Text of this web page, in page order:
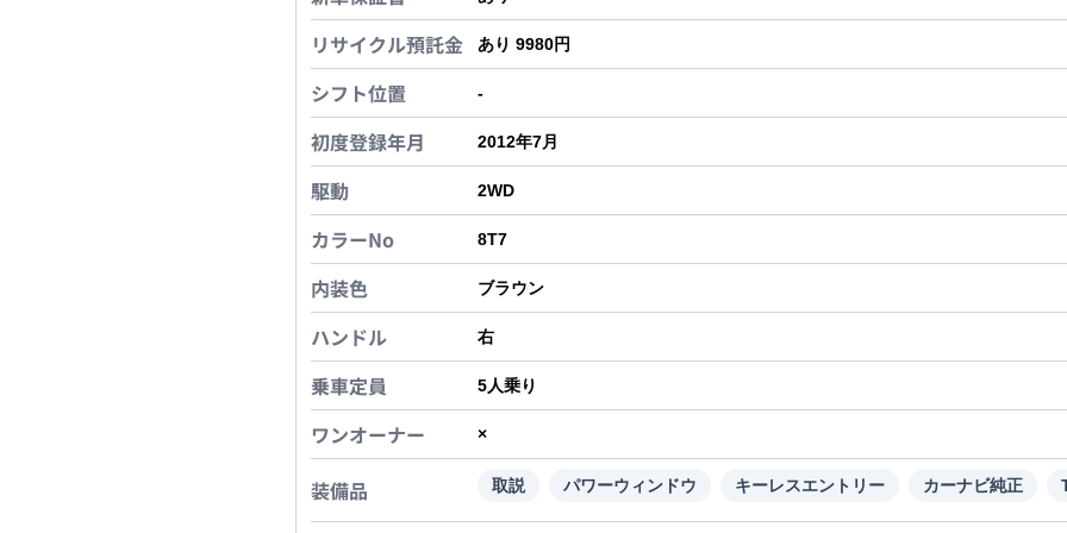
リサイクル預託金 あり 9980円
シフト位置 -
初度登録年月 2012年7月
駆動 2WD
カラーNo 8T7
内装色 ブラウン
ハンドル 右
乗車定員 5人乗り
ワンオーナー ×
装備品 取説 パワーウィンドウ キーレスエントリー カーナビ純正